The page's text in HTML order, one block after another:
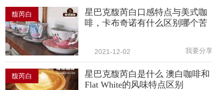
馥芮白
星巴克馥芮白口感特点与美式咖
啡，卡布奇诺有什么区别哪个苦
2021-12-02 我要分享
馥芮白
星巴克馥芮白是什么 澳白咖啡和
Flat White的风味特点区别